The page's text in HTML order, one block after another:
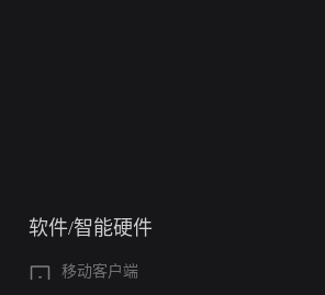
软件/智能硬件
移动客户端